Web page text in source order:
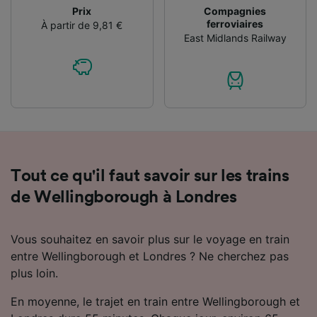
Prix
À partir de 9,81 €
Compagnies
ferroviaires
East Midlands Railway
Tout ce qu'il faut savoir sur les trains
de Wellingborough à Londres
Vous souhaitez en savoir plus sur le voyage en train
entre Wellingborough et Londres ? Ne cherchez pas
plus loin.
En moyenne, le trajet en train entre Wellingborough et